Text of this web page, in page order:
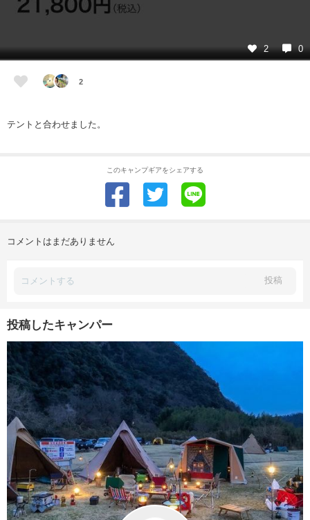
2 0
2
テントと合わせました。
このキャンプギアをシェアする
コメントはまだありません
投稿
投稿したキャンパー